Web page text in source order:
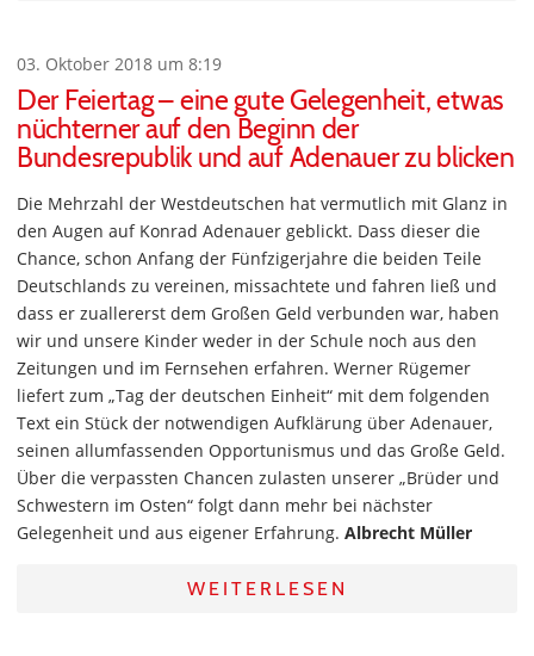
03. Oktober 2018 um 8:19
Der Feiertag – eine gute Gelegenheit, etwas
nüchterner auf den Beginn der
Bundesrepublik und auf Adenauer zu blicken
Die Mehrzahl der Westdeutschen hat vermutlich mit Glanz in
den Augen auf Konrad Adenauer geblickt. Dass dieser die
Chance, schon Anfang der Fünfzigerjahre die beiden Teile
Deutschlands zu vereinen, missachtete und fahren ließ und
dass er zuallererst dem Großen Geld verbunden war, haben
wir und unsere Kinder weder in der Schule noch aus den
Zeitungen und im Fernsehen erfahren. Werner Rügemer
liefert zum „Tag der deutschen Einheit“ mit dem folgenden
Text ein Stück der notwendigen Aufklärung über Adenauer,
seinen allumfassenden Opportunismus und das Große Geld.
Über die verpassten Chancen zulasten unserer „Brüder und
Schwestern im Osten“ folgt dann mehr bei nächster
Gelegenheit und aus eigener Erfahrung. Albrecht Müller
WEITERLESEN